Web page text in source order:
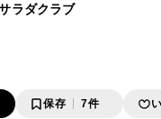
ラダクラブ
保存 7件